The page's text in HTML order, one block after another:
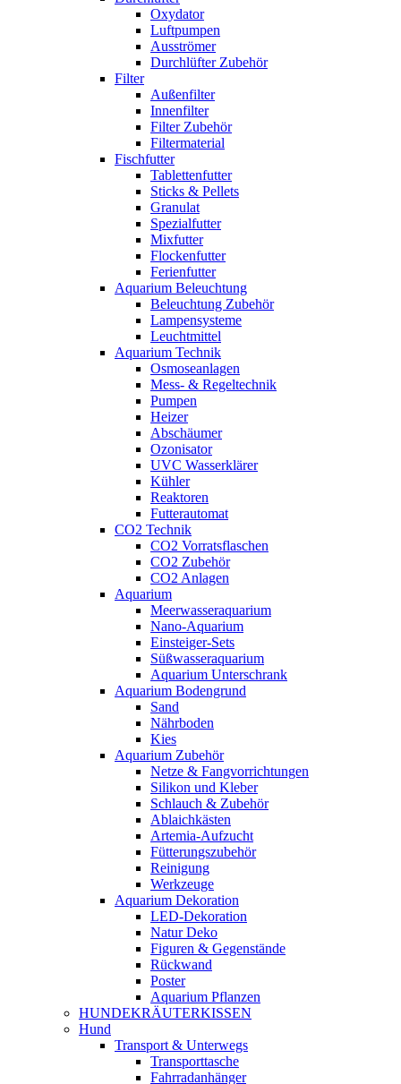
Oxydator
Luftpumpen
Ausströmer
Durchlüfter Zubehör
Filter
Außenfilter
Innenfilter
Filter Zubehör
Filtermaterial
Fischfutter
Tablettenfutter
Sticks & Pellets
Granulat
Spezialfutter
Mixfutter
Flockenfutter
Ferienfutter
Aquarium Beleuchtung
Beleuchtung Zubehör
Lampensysteme
Leuchtmittel
Aquarium Technik
Osmoseanlagen
Mess- & Regeltechnik
Pumpen
Heizer
Abschäumer
Ozonisator
UVC Wasserklärer
Kühler
Reaktoren
Futterautomat
CO2 Technik
CO2 Vorratsflaschen
CO2 Zubehör
CO2 Anlagen
Aquarium
Meerwasseraquarium
Nano-Aquarium
Einsteiger-Sets
Süßwasseraquarium
Aquarium Unterschrank
Aquarium Bodengrund
Sand
Nährboden
Kies
Aquarium Zubehör
Netze & Fangvorrichtungen
Silikon und Kleber
Schlauch & Zubehör
Ablaichkästen
Artemia-Aufzucht
Fütterungszubehör
Reinigung
Werkzeuge
Aquarium Dekoration
LED-Dekoration
Natur Deko
Figuren & Gegenstände
Rückwand
Poster
Aquarium Pflanzen
HUNDEKRÄUTERKISSEN
Hund
Transport & Unterwegs
Transporttasche
Fahrradanhänger